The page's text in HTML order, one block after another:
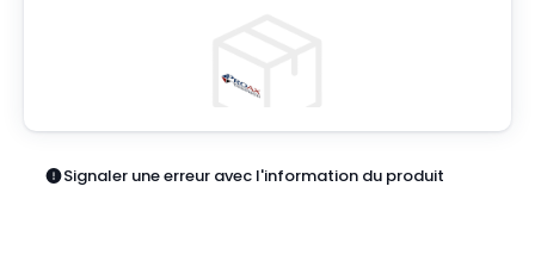
Signaler une erreur avec l'information du produit